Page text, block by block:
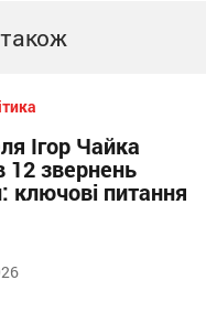
Ігор Чайка
12 звернень
ключові питання